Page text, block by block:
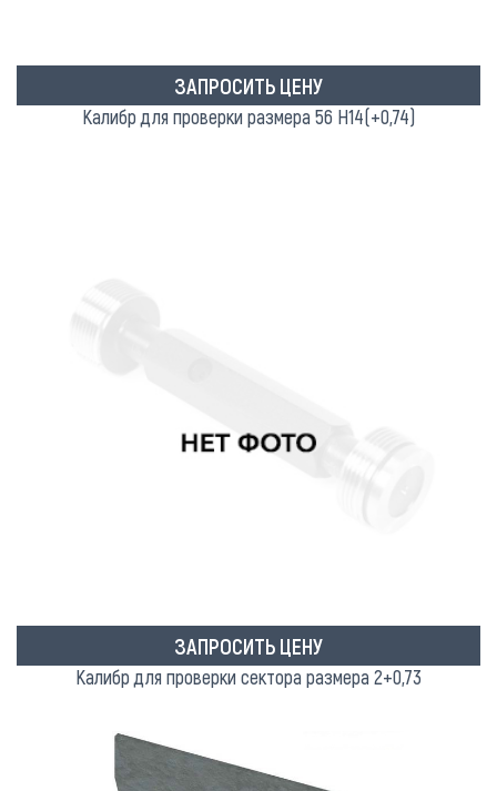
ЗАПРОСИТЬ ЦЕНУ
Калибр для проверки размера 56 Н14(+0,74)
ЗАПРОСИТЬ ЦЕНУ
Калибр для проверки сектора размера 2+0,73